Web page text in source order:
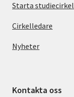
Starta studiecirkel
Cirkelledare
Nyheter
Kontakta oss